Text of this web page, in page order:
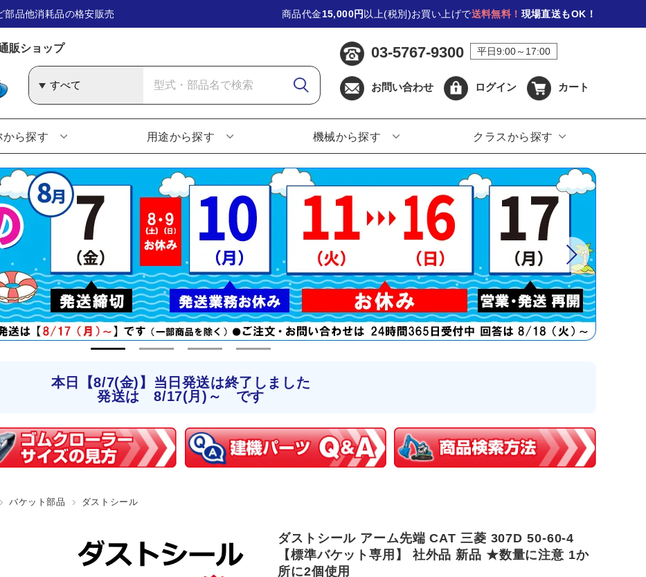
品他消耗品の格安販売 商品代金15,000円 以上(税別)お買い上げで送料無料！ 現場直送もOK！
販ショップ 03-5767-9300 平日9:00～17:00
お問い合わせ ログイン カート
から探す 用途から探す 機械から探す クラスから探す
本日【8/7(金)】当日発送は終了しました
発送は 8/17(月)～ です
バケット部品 ダストシール
ダストシール アーム先端 CAT 三菱 307D 50-60-4
【標準バケット専用】 社外品 新品 ★数量に注意 1か
所に2個使用